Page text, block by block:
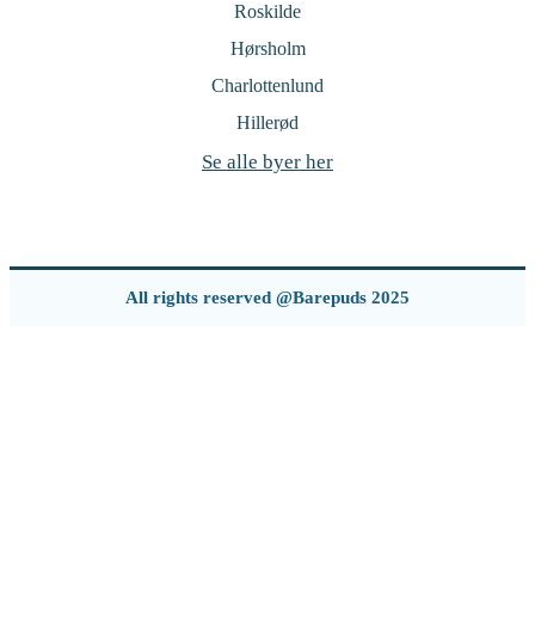
Roskilde
Hørsholm
Charlottenlund
Hillerød
Se alle byer her
All rights reserved @Barepuds 2025